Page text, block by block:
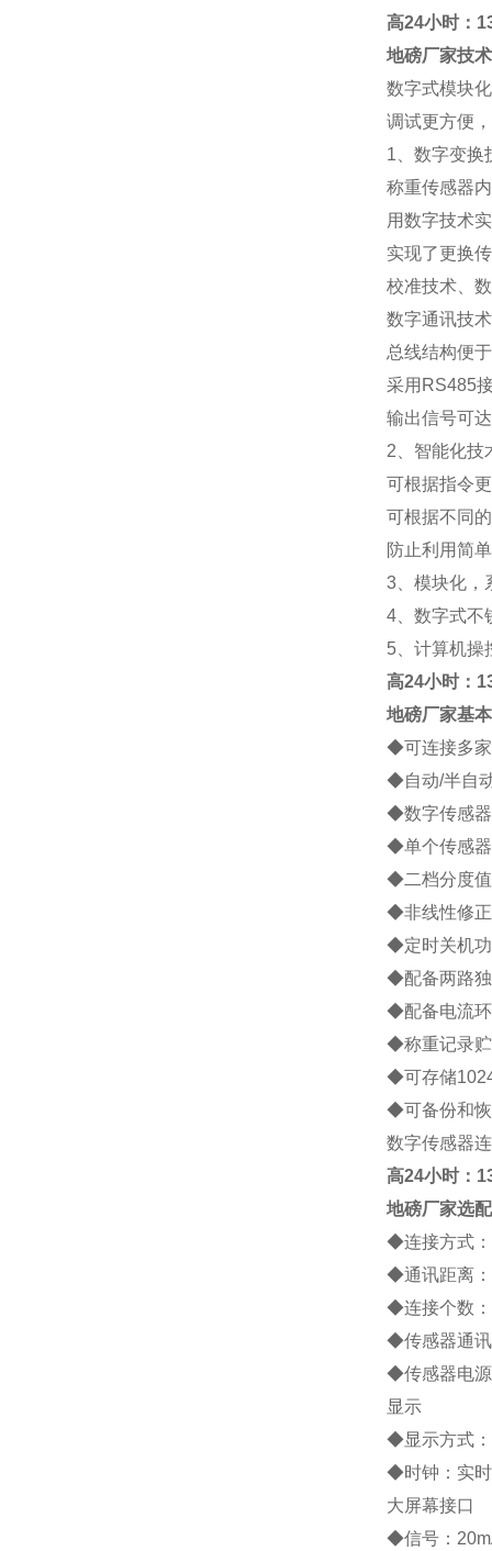
高24小时：
地磅厂家技
数字式模块
调试更方便
1 、数字变
称重传感器
用数字技术
实现了更换
校准技术、
数字通讯技术
总线结构便
采用 RS485
输出信号可达
2 、智能化技
可根据指令
可根据不同
防止利用简
3、模块化，
4、数字式不
5、计算机操
高24小时：
地磅厂家基
◆可连接多
◆自动/半自
◆数字传感
◆单个传感
◆二档分度
◆非线性修
◆定时关机
◆配备两路
◆配备电流
◆称重记录
◆可存储
◆可备份和
数字传感器
高24小时：
地磅厂家选
◆连接方式：
◆通讯距离
◆连接个数：
◆传感器通
◆传感器电
显示
◆显示方式：
◆时钟：实
大屏幕接口
◆信号：